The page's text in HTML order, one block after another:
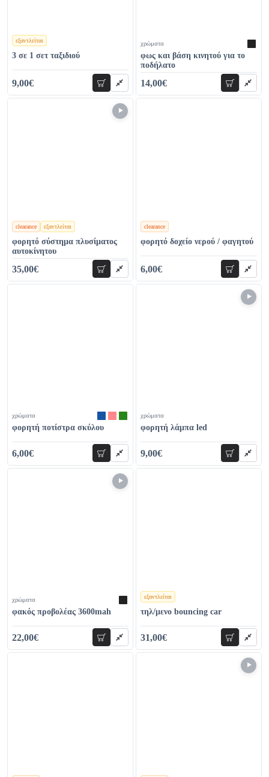
εξαντλείται
χρώματα
3 σε 1 σετ ταξιδιού
9,00€ προσθήκη
χρώματα
φως και βάση κινητού για το
ποδήλατο
14,00€ προσθήκη
clearance εξαντλείται
χρώματα
φορητό σύστημα πλυσίματος
αυτοκίνητου
35,00€ προσθήκη
clearance
χρώματα
φορητό δοχείο νερού / φαγητού
6,00€ προσθήκη
χρώματα
φορητή ποτίστρα σκύλου
6,00€ προσθήκη
χρώματα
φορητή λάμπα led
9,00€ προσθήκη
χρώματα
φακός προβολέας 3600mah
22,00€ προσθήκη
εξαντλείται
χρώματα
τηλ/μενο bouncing car
31,00€ προσθήκη